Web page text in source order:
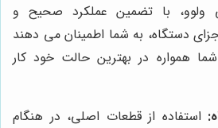
ولوو، با تضمین عملکرد صحیح و
دستگاه، به شما اطمینان می دهند
همواره در بهترین حالت خود کار
استفاده از قطعات اصلی، در هنگام